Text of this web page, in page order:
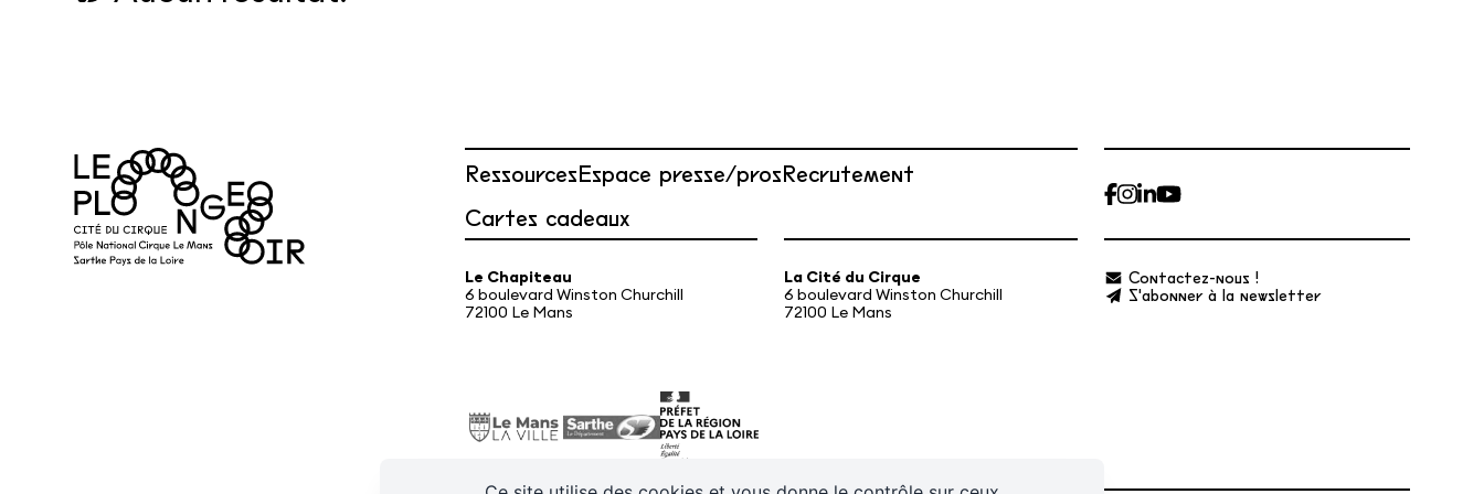
RessourcesEspace presse/prosRecrutement
Cartes cadeaux
Le Chapiteau
6 boulevard Winston Churchill
72100 Le Mans
La Cité du Cirque
6 boulevard Winston Churchill
72100 Le Mans
Contactez-nous !
S'abonner à la newsletter
L'ACTUALITÉ
Le FestivalInfos pratiques